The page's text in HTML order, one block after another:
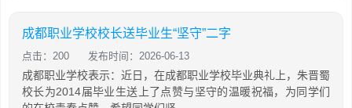
成都职业学校校长送毕业生“坚守”二字
点击：200 发布时间：2026-06-13
成都职业学校表示：近日，在成都职业学校毕业典礼上，朱晋蜀
校长为2014届毕业生送上了点赞与坚守的温暖祝福，为同学们